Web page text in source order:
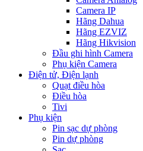
Camera IP
Hãng Dahua
Hãng EZVIZ
Hãng Hikvision
Đầu ghi hình Camera
Phụ kiện Camera
Điện tử, Điện lạnh
Quạt điều hòa
Điều hòa
Tivi
Phụ kiện
Pin sạc dự phòng
Pin dự phòng